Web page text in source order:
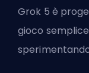
Grok 5 è
gioco